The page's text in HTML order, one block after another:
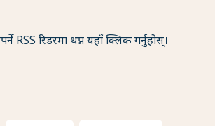
RSS रिडरमा थप्न यहाँ क्लिक गर्नुहोस्।